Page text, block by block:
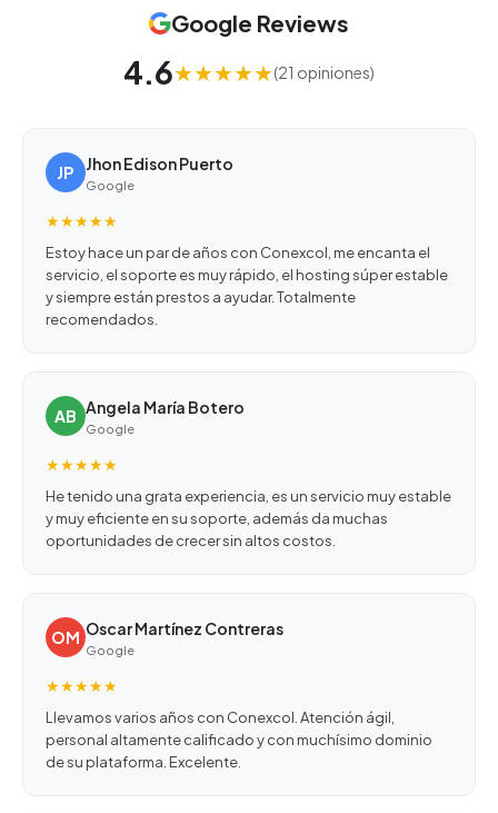
Google Reviews
4.6★★★★★(21 opiniones)
JP Jhon Edison Puerto
Google
★★★★★
Estoy hace un par de años con Conexcol, me encanta el
servicio, el soporte es muy rápido, el hosting súper estable
y siempre están prestos a ayudar. Totalmente
recomendados.
AB Angela María Botero
Google
★★★★★
He tenido una grata experiencia, es un servicio muy estable
y muy eficiente en su soporte, además da muchas
oportunidades de crecer sin altos costos.
OM Oscar Martínez Contreras
Google
★★★★★
Llevamos varios años con Conexcol. Atención ágil,
personal altamente calificado y con muchísimo dominio
de su plataforma. Excelente.